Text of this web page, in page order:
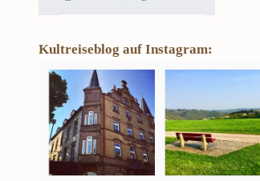
Kultreiseblog auf Instagram: